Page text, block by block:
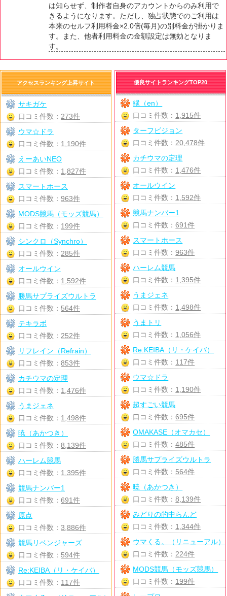
は知らせず、制作者自身のアカウントからのみ利用で
きるようになります。ただし、独占状態でのご利用は
本来のセルフ利用料金×2.0倍(毎月)の別料金が掛かりま
す。また、他者利用料金の金額設定は無効となりま
す。
優良サイトランキングTOP20
縁（en）
口コミ件数： 1,915件
ターフビジョン
口コミ件数： 20,478件
カチウマの定理
口コミ件数： 1,476件
オールウイン
口コミ件数： 1,592件
競馬ナンバー1
口コミ件数：691件
スマートホース
口コミ件数：963件
ハーレム競馬
口コミ件数： 1,395件
うまジェネ
口コミ件数： 1,498件
うまトリ
口コミ件数： 1,056件
Re:KEIBA（リ・ケイバ）
口コミ件数： 117件
ウマ☆ドラ
口コミ件数： 1,190件
超すごい競馬
口コミ件数：695件
OMAKASE（オマカセ）
口コミ件数：485件
勝馬サプライズウルトラ
口コミ件数： 564件
暁（あかつき）
口コミ件数：8,139件
みどりの的中らんど
口コミ件数： 1,344件
ウマくる。（リニューアル）
口コミ件数： 224件
MODS競馬（モッズ競馬）
口コミ件数： 199件
アクセスランキング上昇サイト
サキガケ
口コミ件数： 273件
ウマ☆ドラ
口コミ件数： 1,190件
えーあいNEO
口コミ件数： 1,827件
スマートホース
口コミ件数： 963件
MODS競馬（モッズ競馬）
口コミ件数： 199件
シンクロ（Synchro）
口コミ件数： 285件
オールウイン
口コミ件数： 1,592件
勝馬サプライズウルトラ
口コミ件数： 564件
テキラボ
口コミ件数： 252件
リフレイン（Refrain）
口コミ件数： 853件
カチウマの定理
口コミ件数： 1,476件
うまジェネ
口コミ件数： 1,498件
暁（あかつき）
口コミ件数： 8,139件
ハーレム競馬
口コミ件数： 1,395件
競馬ナンバー1
口コミ件数： 691件
原点
口コミ件数： 3,886件
競馬リベンジャーズ
口コミ件数： 594件
Re:KEIBA（リ・ケイバ）
口コミ件数： 117件